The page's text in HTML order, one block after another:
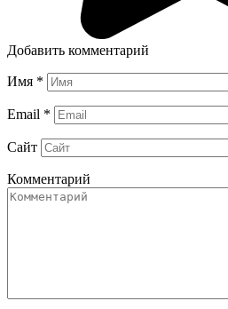
Добавить комментарий
Имя *
Email *
Сайт
Комментарий